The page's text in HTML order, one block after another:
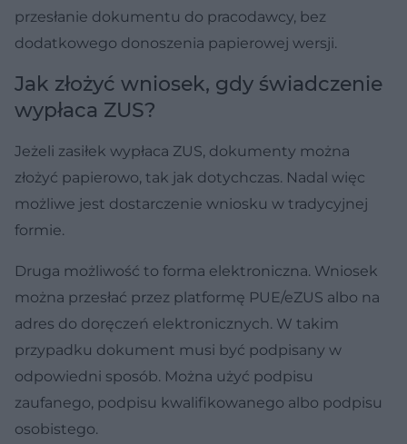
przesłanie dokumentu do pracodawcy, bez
dodatkowego donoszenia papierowej wersji.
Jak złożyć wniosek, gdy świadczenie
wypłaca ZUS?
Jeżeli zasiłek wypłaca ZUS, dokumenty można
złożyć papierowo, tak jak dotychczas. Nadal więc
możliwe jest dostarczenie wniosku w tradycyjnej
formie.
Druga możliwość to forma elektroniczna. Wniosek
można przesłać przez platformę PUE/eZUS albo na
adres do doręczeń elektronicznych. W takim
przypadku dokument musi być podpisany w
odpowiedni sposób. Można użyć podpisu
zaufanego, podpisu kwalifikowanego albo podpisu
osobistego.